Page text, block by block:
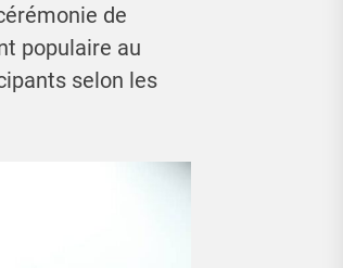
de
populaire au
selon les